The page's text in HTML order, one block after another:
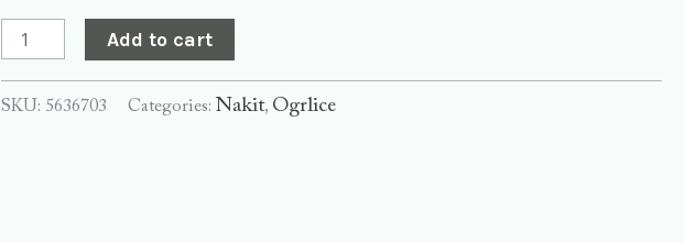
Add to cart
SKU: 5636703 Categories:Nakit, Ogrlice